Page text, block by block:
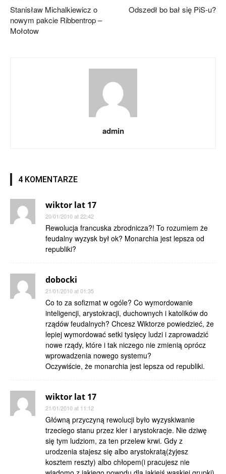
Stanisław Michalkiewicz o
nowym pakcie Ribbentrop –
Mołotow
Odszedł bo bał się PiS-u?
admin
4 KOMENTARZE
wiktor lat 17
20/01/2010 at 22:42
Rewolucja francuska zbrodnicza?! To rozumiem że
feudalny wyzysk był ok? Monarchia jest lepsza od
republiki?
dobocki
21/01/2010 at 01:35
Co to za sofizmat w ogóle? Co wymordowanie
inteligencji, arystokracji, duchownych i katolików do
rządów feudalnych? Chcesz Wiktorze powiedzieć, że
lepiej wymordować setki tysięcy ludzi i zaprowadzić
nowe rządy, które i tak niczego nie zmienią oprócz
wprowadzenia nowego systemu?
Oczywiście, że monarchia jest lepsza od republiki.
wiktor lat 17
21/01/2010 at 11:12
Główną przyczyną rewolucji było wyzyskiwanie
trzeciego stanu przez kler i arystokracje. Nie dziwę
się tym ludziom, za ten przelew krwi. Gdy z
urodzenia stajesz się albo arystokratą(żyjesz
kosztem reszty) albo chłopem(i pracujesz nie